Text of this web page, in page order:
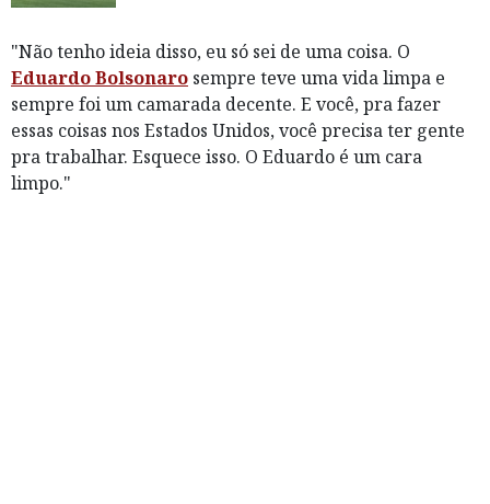
"Não tenho ideia disso, eu só sei de uma coisa. O
Eduardo Bolsonaro sempre teve uma vida limpa e
sempre foi um camarada decente. E você, pra fazer
essas coisas nos Estados Unidos, você precisa ter gente
pra trabalhar. Esquece isso. O Eduardo é um cara
limpo."